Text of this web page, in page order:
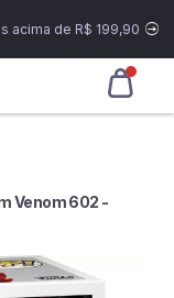
acima de R$ 199,90
Venom 602 -